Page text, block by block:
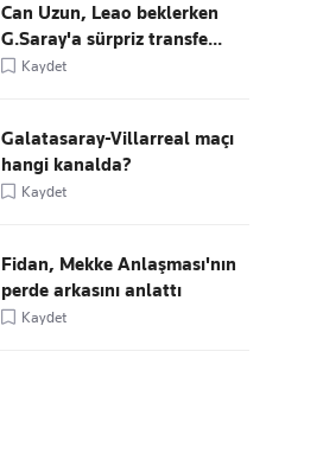
Can Uzun, Leao beklerken
G.Saray'a sürpriz transfe...
Kaydet
Galatasaray-Villarreal maçı
hangi kanalda?
Kaydet
Fidan, Mekke Anlaşması'nın
perde arkasını anlattı
Kaydet